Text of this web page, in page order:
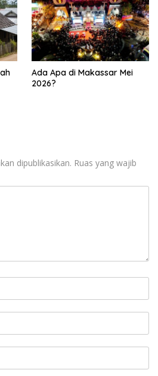
Ada Apa di Makassar Mei
2026?
dipublikasikan. Ruas yang wajib